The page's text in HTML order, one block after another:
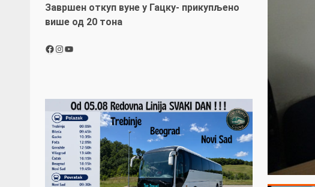
Завршен откуп вуне у Гацку- прикупљено
више од 20 тона
Facebook
Instagram
YouTube